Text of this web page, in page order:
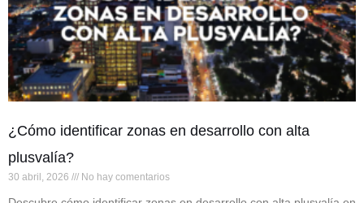
¿Cómo identificar zonas en desarrollo con alta
plusvalía?
30 abril, 2026 No hay comentarios